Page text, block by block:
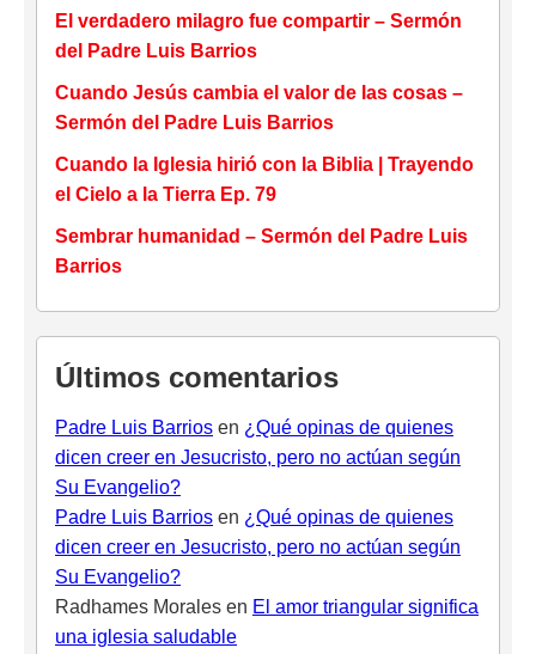
El verdadero milagro fue compartir – Sermón
del Padre Luis Barrios
Cuando Jesús cambia el valor de las cosas –
Sermón del Padre Luis Barrios
Cuando la Iglesia hirió con la Biblia | Trayendo
el Cielo a la Tierra Ep. 79
Sembrar humanidad – Sermón del Padre Luis
Barrios
Últimos comentarios
Padre Luis Barrios en ¿Qué opinas de quienes
dicen creer en Jesucristo, pero no actúan según
Su Evangelio?
Padre Luis Barrios en ¿Qué opinas de quienes
dicen creer en Jesucristo, pero no actúan según
Su Evangelio?
Radhames Morales en El amor triangular significa
una iglesia saludable